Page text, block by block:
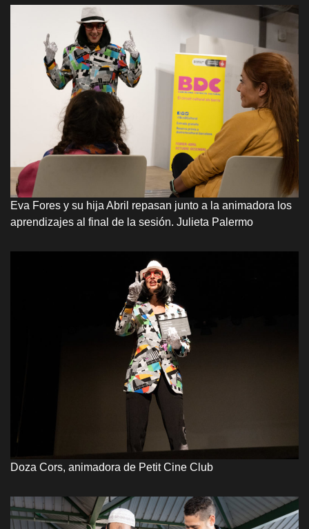
Eva Fores y su hija Abril repasan junto a la animadora los
aprendizajes al final de la sesión. Julieta Palermo
Doza Cors, animadora de Petit Cine Club